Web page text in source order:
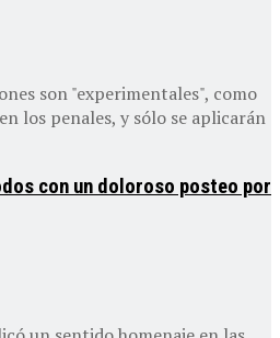
son "experimentales", como
los penales, y sólo se aplicarán
con un doloroso posteo por